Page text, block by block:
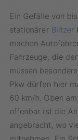
Ein Gefälle von
stationärer Blitzer
machen
Fahrzeuge, die
müssen
Pkw dürfen hier
60 km/h. Oben
offenbar ist die
angebracht, wo